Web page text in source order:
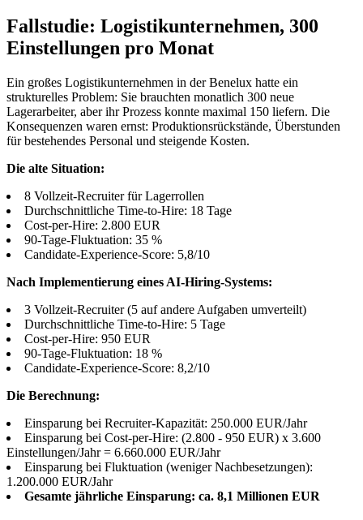
Fallstudie: Logistikunternehmen, 300
Einstellungen pro Monat
Ein großes Logistikunternehmen in der Benelux hatte ein
strukturelles Problem: Sie brauchten monatlich 300 neue
Lagerarbeiter, aber ihr Prozess konnte maximal 150 liefern. Die
Konsequenzen waren ernst: Produktionsrückstände, Überstunden
für bestehendes Personal und steigende Kosten.
Die alte Situation:
8 Vollzeit-Recruiter für Lagerrollen
Durchschnittliche Time-to-Hire: 18 Tage
Cost-per-Hire: 2.800 EUR
90-Tage-Fluktuation: 35 %
Candidate-Experience-Score: 5,8/10
Nach Implementierung eines AI-Hiring-Systems:
3 Vollzeit-Recruiter (5 auf andere Aufgaben umverteilt)
Durchschnittliche Time-to-Hire: 5 Tage
Cost-per-Hire: 950 EUR
90-Tage-Fluktuation: 18 %
Candidate-Experience-Score: 8,2/10
Die Berechnung:
Einsparung bei Recruiter-Kapazität: 250.000 EUR/Jahr
Einsparung bei Cost-per-Hire: (2.800 - 950 EUR) x 3.600
Einstellungen/Jahr = 6.660.000 EUR/Jahr
Einsparung bei Fluktuation (weniger Nachbesetzungen):
1.200.000 EUR/Jahr
Gesamte jährliche Einsparung: ca. 8,1 Millionen EUR